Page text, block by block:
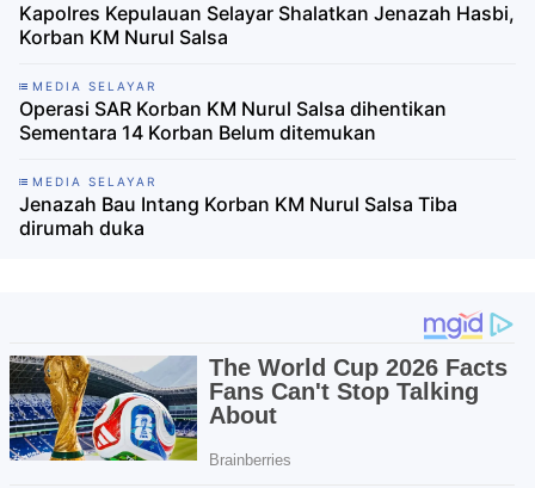
Kapolres Kepulauan Selayar Shalatkan Jenazah Hasbi,
Korban KM Nurul Salsa
MEDIA SELAYAR
Operasi SAR Korban KM Nurul Salsa dihentikan
Sementara 14 Korban Belum ditemukan
MEDIA SELAYAR
Jenazah Bau Intang Korban KM Nurul Salsa Tiba
dirumah duka